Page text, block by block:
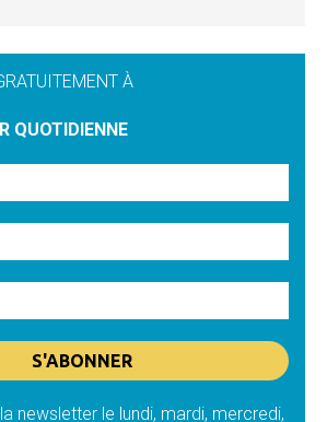
À
QUOTIDIENNE
newsletter le lundi, mardi, mercredi,